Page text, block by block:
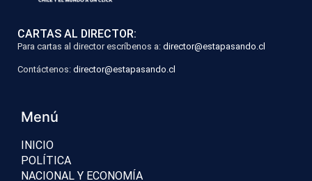
CARTAS AL DIRECTOR:
Para cartas al director escríbenos a: director@estapasando.cl
Contáctenos: director@estapasando.cl
Menú
INICIO
POLÍTICA
NACIONAL Y ECONOMÍA